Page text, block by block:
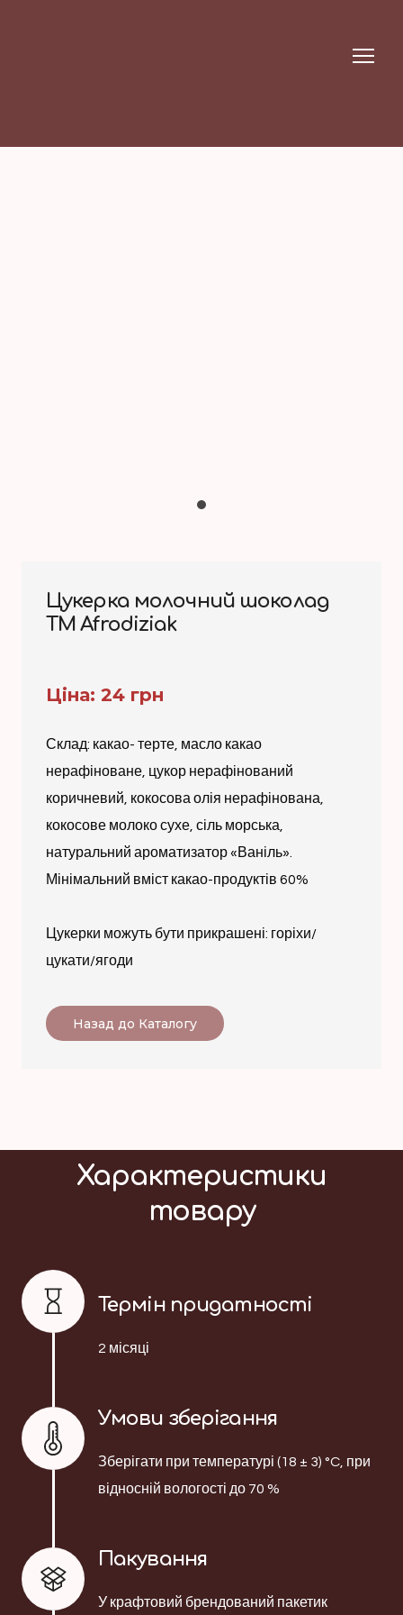
Цукерка молочний шоколад
ТМ Afrodiziak
Ціна: 24 грн
Склад: какао- терте, масло какао
нерафіноване, цукор нерафінований
коричневий, кокосова олія нерафінована,
кокосове молоко сухе, сіль морська,
натуральний ароматизатор «Ваніль».
Мінімальний вміст какао-продуктів 60%
Цукерки можуть бути прикрашені: горіхи/
цукати/ягоди
Назад до Каталогу
Характеристики
товару
Термін придатності
2 місяці
Умови зберігання
Зберігати при температурі (18 ± 3) °C, при
відносній вологості до 70 %
Пакування
У крафтовий брендований пакетик